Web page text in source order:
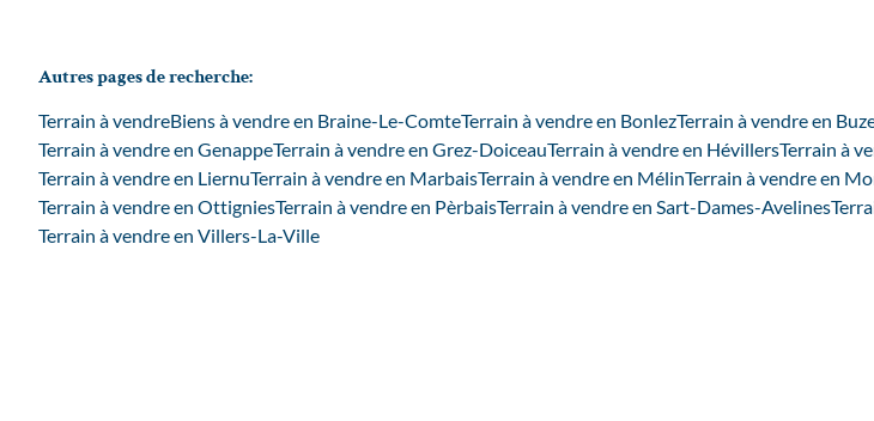
Autres pages de recherche:
Terrain à vendreBiens à vendre en Braine-Le-ComteTerrain à vendre en BonlezTerrain à vendre en
Terrain à vendre en GenappeTerrain à vendre en Grez-DoiceauTerrain à vendre en HévillersTerrain à
Terrain à vendre en LiernuTerrain à vendre en MarbaisTerrain à vendre en MélinTerrain à vendre en
Terrain à vendre en OttigniesTerrain à vendre en PèrbaisTerrain à vendre en Sart-Dames-Avelines
Terrain à vendre en Villers-La-Ville